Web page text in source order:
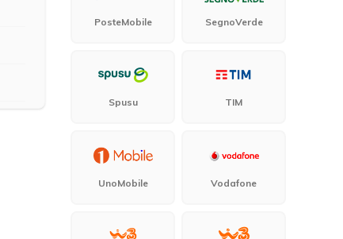
PosteMobile SegnoVerde
Spusu TIM
UnoMobile Vodafone